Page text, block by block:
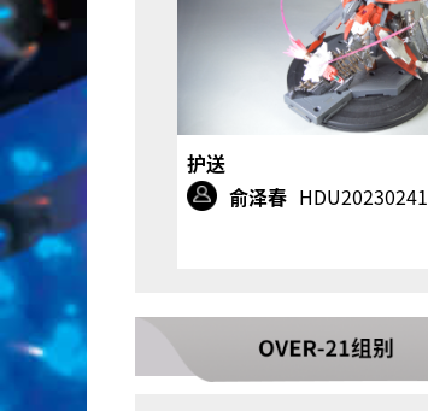
护送
俞泽春
HDU20230241